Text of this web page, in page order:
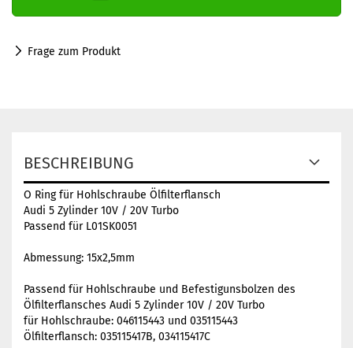
Frage zum Produkt
BESCHREIBUNG
O Ring für Hohlschraube Ölfilterflansch
Audi 5 Zylinder 10V / 20V Turbo
Passend für L01SK0051
Abmessung: 15x2,5mm
Passend für Hohlschraube und Befestigunsbolzen des
Ölfilterflansches Audi 5 Zylinder 10V / 20V Turbo
für Hohlschraube: 046115443 und 035115443
Ölfilterflansch: 035115417B, 034115417C